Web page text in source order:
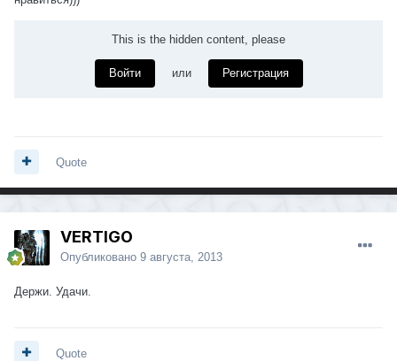
This is the hidden content, please
Войти или Регистрация
Quote
VERTIGO
Опубликовано 9 августа, 2013
Держи. Удачи.
Quote